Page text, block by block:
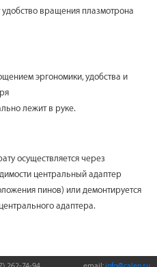
вращения плазмотрона
эргономики, удобства и
лежит в руке.
осуществляется через
центральный адаптер
пинов) или демонтируется
адаптера.